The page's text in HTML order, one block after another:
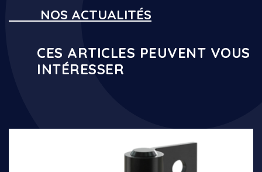
NOS ACTUALITÉS
CES ARTICLES PEUVENT VOUS
INTÉRESSER